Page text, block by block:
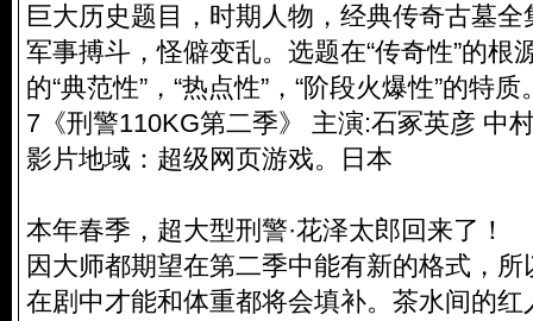
巨大历史题目，时期人物，经典传奇古墓
军事搏斗，怪僻变乱。选题在“传奇性”的根
的“典范性”，“热点性”，“阶段火爆性”的特质
7《刑警110KG第二季》 主演:石冢英彦 中
影片地域：超级网页游戏。日本
本年春季，超大型刑警·花泽太郎回来了！
因大师都期望在第二季中能有新的格式，所
在剧中才能和体重都将会填补。茶水间的红